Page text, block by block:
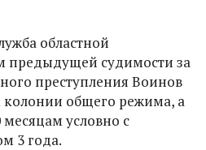
областной
предыдущей судимости за
преступления Воинов
колонии общего режима, а
условно с
3 года.